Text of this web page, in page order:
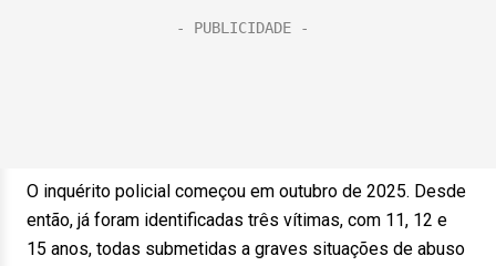
O inquérito policial começou em outubro de 2025. Desde
então, já foram identificadas três vítimas, com 11, 12 e
15 anos, todas submetidas a graves situações de abuso